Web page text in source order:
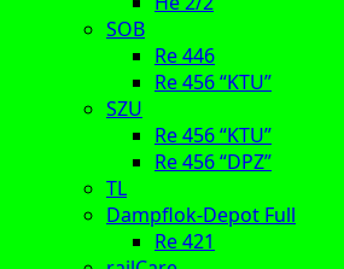
SOB
Re 446
Re 456 “KTU”
SZU
Re 456 “KTU”
Re 456 “DPZ”
TL
Dampflok-Depot Full
Re 421